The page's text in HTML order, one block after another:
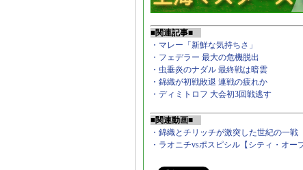
■関連記事■
・マレー「新鮮な気持ちさ」
・フェデラー 最大の危機脱出
・虫垂炎のナダル 最終戦は暗雲
・錦織が初戦敗退 連戦の疲れか
・ディミトロフ 大会初3回戦逃す
■関連動画■
・錦織とチリッチが激突した世紀の一戦
・ラオニチvsポスピシル【シティ・オー